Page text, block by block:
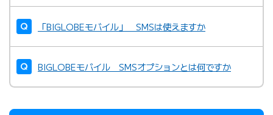
「BIGLOBEモバイル」 SMSは使えますか
BIGLOBEモバイル SMSオプションとは何ですか